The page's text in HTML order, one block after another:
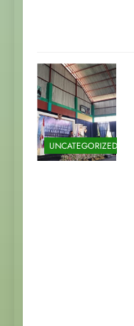
UNCATEGORIZED